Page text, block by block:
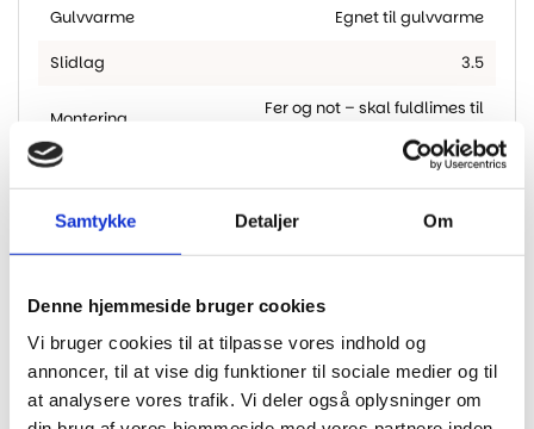
Samtykke Detaljer Om
Denne hjemmeside bruger cookies
Vi bruger cookies til at tilpasse vores indhold og
annoncer, til at vise dig funktioner til sociale medier og til
at analysere vores trafik. Vi deler også oplysninger om
Gulvvarme Egnet til gulvvarme
Slidlag 3.5
Montering
Fer og not – skal fuldlimes til
Planketype
,Fransk
Sildeben,Sildeben
Træsorter